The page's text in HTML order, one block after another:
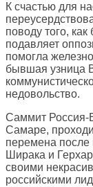
К счастью для
поводу того,
подавляет
помогла
бывшая узница
недовольство.
Саммит Россия-
Самаре,
перемена
Ширака и
своими
российскими